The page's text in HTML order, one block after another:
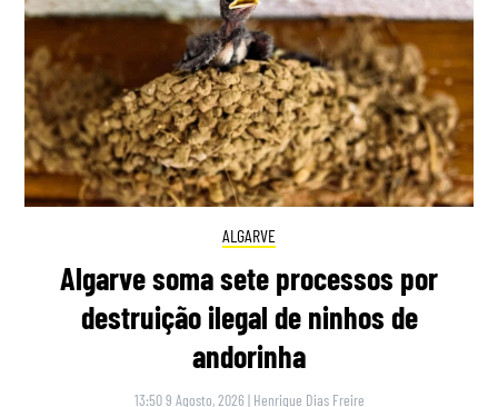
ALGARVE
Algarve soma sete processos por
destruição ilegal de ninhos de
andorinha
13:50 9 Agosto, 2026 | Henrique Dias Freire